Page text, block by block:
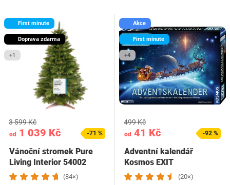
First minute
Doprava zdarma
+1
od 1 039 Kč
3 599 Kč
-71 %
Vánoční stromek Pure
Living Interior 54002
(84×)
Akce
First minute
+4
od 41 Kč
499 Kč
-92 %
Adventní kalendář
Kosmos EXIT
(20×)